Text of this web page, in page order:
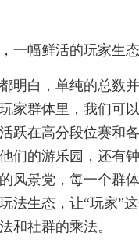
一幅鲜活的玩家生
明白，单纯的总数
家群体里，我们可
跃在高分段位赛和
们的游乐园，还有
风景党，每一个群
法生态，让“玩家”
和社群的乘法。